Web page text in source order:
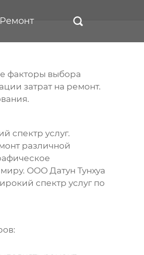
Ремонт 
факторы выбора
затрат на ремонт.
спектр услуг.
различной
ООО Датун Тунхуа
спектр услуг по